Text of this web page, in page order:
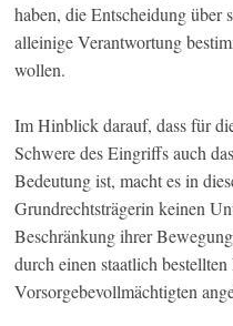
haben, die Entscheidung über
alleinige Verantwortung
wollen.
Im Hinblick darauf, dass für
Schwere des Eingriffs auch
Bedeutung ist, macht es in
Grundrechtsträgerin keinen
Beschränkung ihrer
durch einen staatlich
Vorsorgebevollmächtigten